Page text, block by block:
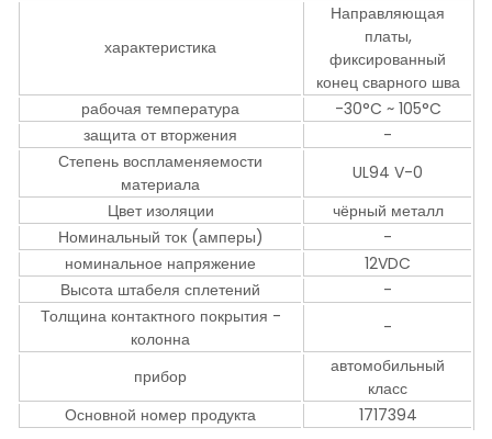
характеристика
Направляющая
платы,
фиксированный
конец сварного шва
рабочая температура
-30°C ~ 105°C
защита от вторжения
-
Степень воспламеняемости
материала
UL94 V-0
Цвет изоляции
чёрный металл
Номинальный ток (амперы)
-
номинальное напряжение
12VDC
Высота штабеля сплетений
-
Толщина контактного покрытия -
колонна
-
прибор
автомобильный
класс
Основной номер продукта
1717394